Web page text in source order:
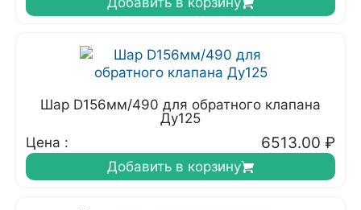
Шар D156мм/490 для обратного клапана
Ду125
Цена :
6513.00 ₽
Добавить в корзину